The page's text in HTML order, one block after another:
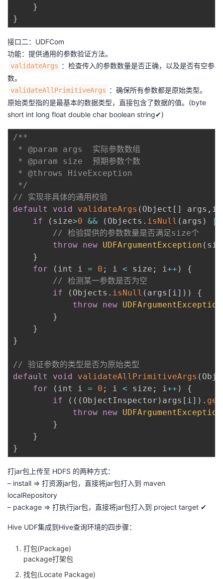
}
}
接口二：UDFCom
功能：提供通用的参数验证方法。
validateArgs ：检查传入的参数数量是否正确，以及是否有空参
数。
validateAllPrimitiveArgs ：确保所有参数都是原始类型。
原始类型指的是最基本的数据类型，直接包含了数据的值。(byte
short int long float double char boolean string✔)
/**
* @param args  实际参数数组
* @param size  预期参数个数
* @throws HiveException
*/
// 实现非具体的通用校验
default
void validateArgs ( Object [ ] args ,
if
( size>0 && ( Objects . isNull ( args ) ||
// 检验提供的参数数量是否满足size个
throw new UDFArgumentException (
}
for
( int i = 0 ; i < size ; i ++ )
{
// 检测某一参数是否为空
if
( Objects . isNull ( args [ i ] ) )
{
throw new UDFArgumentException
}
}
}
// 验证参数的类型是否为原始类型
default
void validateAllPrimitiveArgs (
for
( int i = 0 ; i < size ; i ++ )
{
if
( ( ( ObjectInspector ) args [ i ] ) .
throw new UDFArgumentException
}
}
}
打jar包上传至 HDFS 的两种方式：
– install => 打资源jar包，直接将jar包打入到 maven
localRepository
– package => 打执行jar包，直接将jar包打入到 project target ✔
Hive UDF集成到Hive查询环境的四步骤：
打包(Package)
package打架包
找包(Locate Package)